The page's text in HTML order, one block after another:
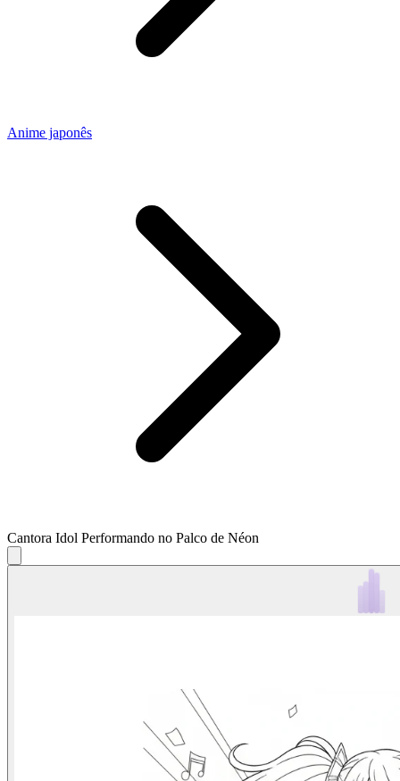
Anime japonês
Cantora Idol Performando no Palco de Néon